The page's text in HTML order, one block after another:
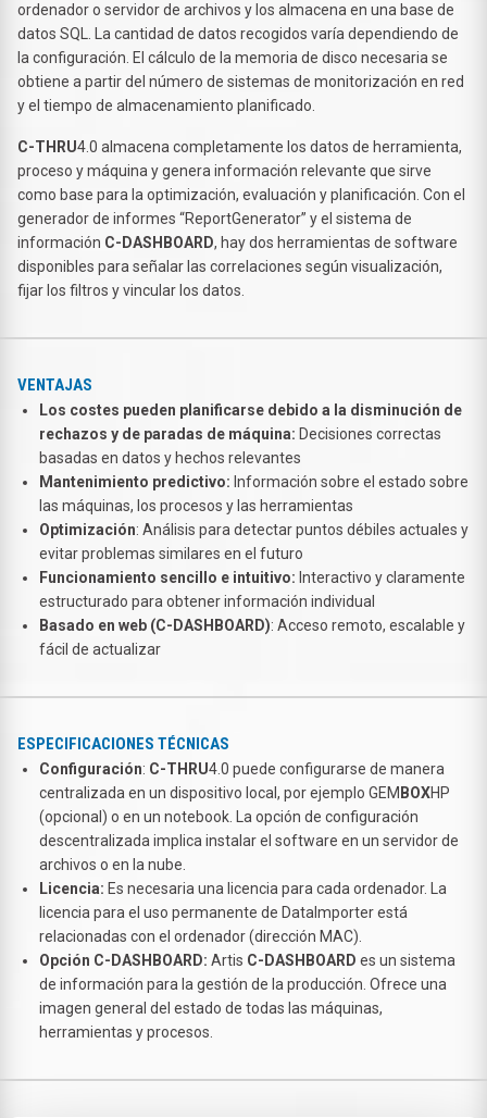
ordenador o servidor de archivos y los almacena en una base de
datos SQL. La cantidad de datos recogidos varía dependiendo de
la configuración. El cálculo de la memoria de disco necesaria se
obtiene a partir del número de sistemas de monitorización en red
y el tiempo de almacenamiento planificado.
C-THRU4.0 almacena completamente los datos de herramienta,
proceso y máquina y genera información relevante que sirve
como base para la optimización, evaluación y planificación. Con el
generador de informes “ReportGenerator” y el sistema de
información C-DASHBOARD, hay dos herramientas de software
disponibles para señalar las correlaciones según visualización,
fijar los filtros y vincular los datos.
VENTAJAS
Los costes pueden planificarse debido a la disminución de
rechazos y de paradas de máquina: Decisiones correctas
basadas en datos y hechos relevantes
Mantenimiento predictivo: Información sobre el estado sobre
las máquinas, los procesos y las herramientas
Optimización: Análisis para detectar puntos débiles actuales y
evitar problemas similares en el futuro
Funcionamiento sencillo e intuitivo: Interactivo y claramente
estructurado para obtener información individual
Basado en web (C-DASHBOARD): Acceso remoto, escalable y
fácil de actualizar
ESPECIFICACIONES TÉCNICAS
Configuración: C-THRU4.0 puede configurarse de manera
centralizada en un dispositivo local, por ejemplo GEM BOXHP
(opcional) o en un notebook. La opción de configuración
descentralizada implica instalar el software en un servidor de
archivos o en la nube.
Licencia: Es necesaria una licencia para cada ordenador. La
licencia para el uso permanente de DataImporter está
relacionadas con el ordenador (dirección MAC).
Opción C-DASHBOARD: Artis C-DASHBOARD es un sistema
de información para la gestión de la producción. Ofrece una
imagen general del estado de todas las máquinas,
herramientas y procesos.